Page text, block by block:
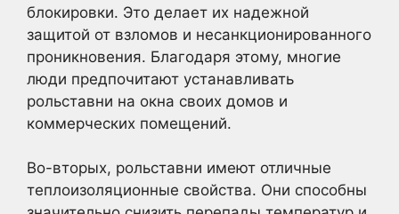
блокировки. Это делает их надежной
защитой от взломов и несанкционированного
проникновения. Благодаря этому, многие
люди предпочитают устанавливать
рольставни на окна своих домов и
коммерческих помещений.
Во-вторых, рольставни имеют отличные
теплоизоляционные свойства. Они способны